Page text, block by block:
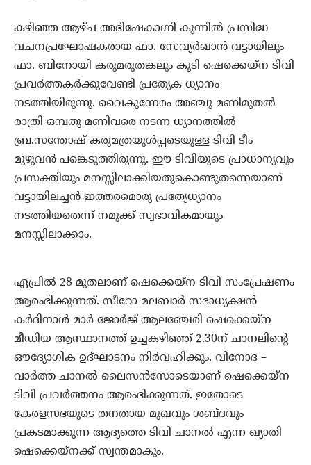
കഴിഞ്ഞ ആഴ്ച അഭിഷേകാഗ്നി കുന്നില്‍ പ്രസിദ്ധ
വചനപ്രഘോഷകരായ ഫാ. സേവ്യര്‍ഖാന്‍ വട്ടായിലും
ഫാ. ബിനോയി കരുമരുതങ്കലും കൂടി ഷെക്കെയ്‌ന ടിവി
പ്രവര്‍ത്തകര്‍ക്കുവേണ്ടി പ്രത്യേക ധ്യാനം
നടത്തിയിരുന്നു. വൈകുന്നേരം അഞ്ചു മണിമുതല്‍
രാത്രി ഒമ്പതു മണിവരെ നടന്ന ധ്യാനത്തില്‍
ബ്ര.സന്തോഷ് കരുമത്രയുള്‍പ്പടെയുള്ള ടിവി ടീം
മുഴുവന്‍ പങ്കെടുത്തിരുന്നു. ഈ ടിവിയുടെ പ്രാധാന്യവും
പ്രസക്തിയും മനസ്സിലാക്കിയതുകൊണ്ടുതന്നെയാണ്
വട്ടായിലച്ചന്‍ ഇത്തരമൊരു പ്രത്യേധ്യാനം
നടത്തിയതെന്ന് നമുക്ക് സ്വഭാവികമായും
മനസ്സിലാക്കാം.
ഏപ്രില്‍ 28 മുതലാണ് ഷെക്കെയ്‌ന ടിവി സംപ്രേഷണം
ആരംഭിക്കുന്നത്. സീറോ മലബാര്‍ സഭാധ്യക്ഷന്‍
കര്‍ദിനാള്‍ മാര്‍ ജോര്‍ജ് ആലഞ്ചേരി ഷെക്കെയ്‌ന
മീഡിയ ആസ്ഥാനത്ത് ഉച്ചകഴിഞ്ഞ് 2.30ന് ചാനലിന്റെ
ഔദ്യോഗിക ഉദ്ഘാടനം നിര്‍വഹിക്കും. വിനോദ –
വാര്‍ത്ത ചാനല്‍ ലൈസന്‍സോടെയാണ് ഷെക്കെയ്‌ന
ടിവി പ്രവര്‍ത്തനം ആരംഭിക്കുന്നത്. ഇതോടെ
കേരളസഭയുടെ തനതായ മുഖവും ശബ്ദവും
പ്രകടമാക്കുന്ന ആദ്യത്തെ ടിവി ചാനല്‍ എന്ന ഖ്യാതി
ഷെക്കെയ്‌നക്ക് സ്വന്തമാകും.